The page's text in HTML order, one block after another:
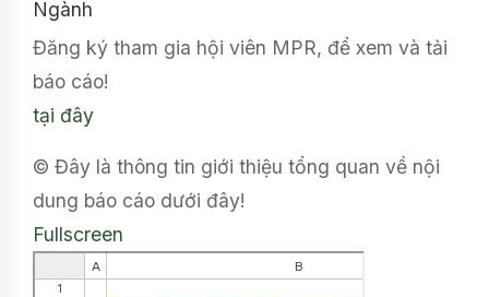
Ngành
Đăng ký tham gia hội viên MPR, để xem và tải
báo cáo!
tại đây
© Đây là thông tin giới thiệu tổng quan về nội
dung báo cáo dưới đây!
Fullscreen